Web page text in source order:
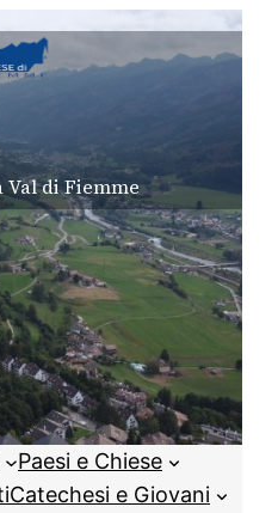
di Fiemme
Paesi e Chiese
Catechesi e Giovani